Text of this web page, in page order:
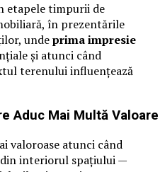
etapele timpurii de
în prezentările
undeprima impresie
și atunci când
terenului influențează
Aduc Mai Multă Valoare
valoroase atunci când
din interiorul spațiului —